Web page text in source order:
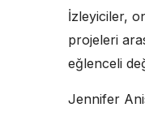
İzleyiciler,
projeleri
eğlenceli
Jennifer